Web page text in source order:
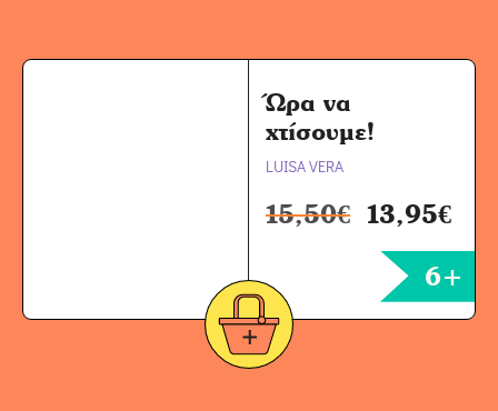
Ώρα να
χτίσουμε!
LUISA VERA
15,50€ 13,95€
6+